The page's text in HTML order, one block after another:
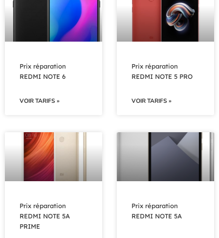
Prix réparation
REDMI NOTE 6
VOIR TARIFS »
Prix réparation
REDMI NOTE 5 PRO
VOIR TARIFS »
Prix réparation
REDMI NOTE 5A
PRIME
Prix réparation
REDMI NOTE 5A